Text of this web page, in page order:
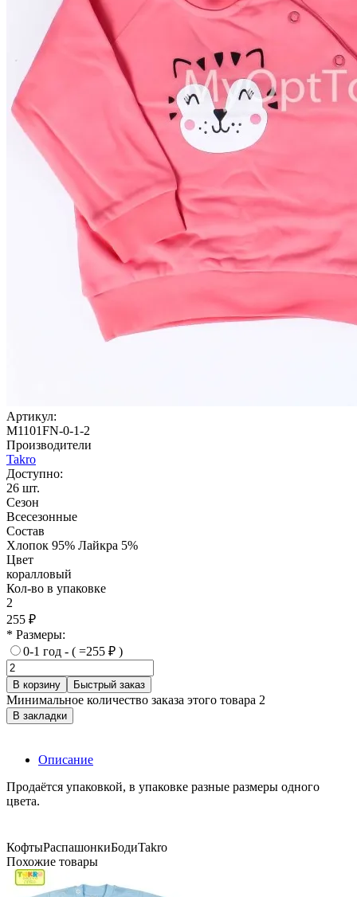
Артикул:
M1101FN-0-1-2
Производители
Takro
Доступно:
26 шт.
Сезон
Всесезонные
Состав
Хлопок 95% Лайкра 5%
Цвет
коралловый
Кол-во в упаковке
2
255 ₽
* Размеры:
0-1 год - ( =255 ₽ )
В корзину Быстрый заказ
Минимальное количество заказа этого товара 2
В закладки
Описание
Продаётся упаковкой, в упаковке разные размеры одного
цвета.
КофтыРаспашонкиБодиTakro
Похожие товары